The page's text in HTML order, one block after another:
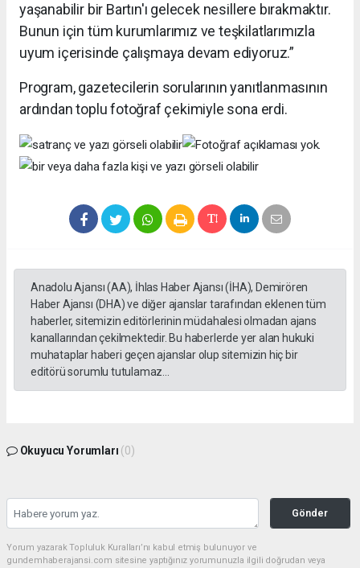
yaşanabilir bir Bartın'ı gelecek nesillere bırakmaktır.
Bunun için tüm kurumlarımız ve teşkilatlarımızla
uyum içerisinde çalışmaya devam ediyoruz.”
Program, gazetecilerin sorularının yanıtlanmasının
ardından toplu fotoğraf çekimiyle sona erdi.
Anadolu Ajansı (AA), İhlas Haber Ajansı (İHA), Demirören
Haber Ajansı (DHA) ve diğer ajanslar tarafından eklenen tüm
haberler, sitemizin editörlerinin müdahalesi olmadan ajans
kanallarından çekilmektedir. Bu haberlerde yer alan hukuki
muhataplar haberi geçen ajanslar olup sitemizin hiç bir
editörü sorumlu tutulamaz...
Okuyucu Yorumları (0)
Gönder
Yorum yazarak Topluluk Kuralları’nı kabul etmiş bulunuyor ve
gundemhaberajansi.com sitesine yaptığınız yorumunuzla ilgili doğrudan veya